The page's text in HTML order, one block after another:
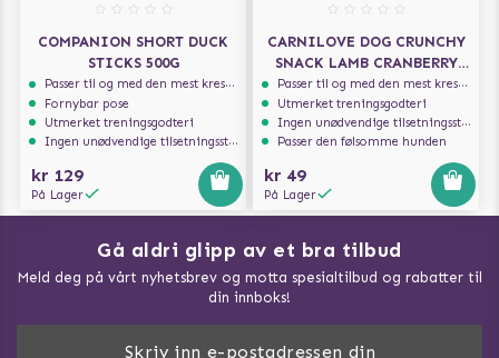
COMPANION SHORT DUCK
STICKS 500G
Passer til og med den mest kresne hunden
Fornybar pose
Utmerket treningsgodteri
Ingen unødvendige tilsetningsstoffer
kr 129
På Lager
CARNILOVE DOG CRUNCHY
SNACK LAMB CRANBERRY
200G
Passer til og med den mest kresne hunden
Utmerket treningsgodteri
Ingen unødvendige tilsetningsstoffer
Passer den følsomme hunden
kr 49
På Lager
Gå aldri glipp av et bra tilbud
Meld deg på vårt nyhetsbrev og motta spesialtilbud og rabatter til
din innboks!